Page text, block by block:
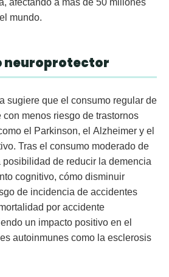
afectando a más de 50 millones
mundo.
neuroprotector
sugiere que el consumo regular de
menos riesgo de trastornos
el Parkinson, el Alzheimer y el
. Tras el consumo moderado de
posibilidad de reducir la demencia
cognitivo, cómo disminuir
de incidencia de accidentes
por accidente
un impacto positivo en el
autoinmunes como la esclerosis